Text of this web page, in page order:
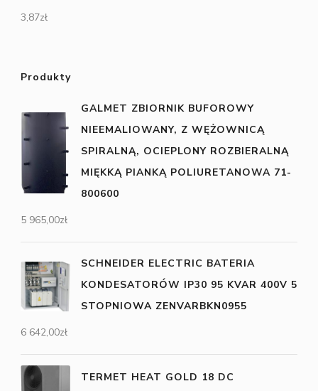
3,87zł
Produkty
GALMET ZBIORNIK BUFOROWY
NIEEMALIOWANY, Z WĘŻOWNICĄ
SPIRALNĄ, OCIEPLONY ROZBIERALNĄ
MIĘKKĄ PIANKĄ POLIURETANOWA 71-
800600
5 965,00zł
SCHNEIDER ELECTRIC BATERIA
KONDESATORÓW IP30 95 KVAR 400V 5
STOPNIOWA ZENVARBKN0955
6 642,00zł
TERMET HEAT GOLD 18 DC